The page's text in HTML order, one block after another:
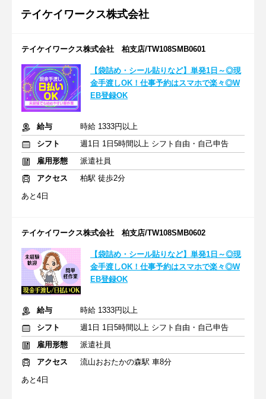
テイケイワークス株式会社
テイケイワークス株式会社 柏支店/TW108SMB0601
【袋詰め・シール貼りなど】単発1日～◎現
金手渡しOK！仕事予約はスマホで楽々◎W
EB登録OK
給与
時給 1333円以上
シフト
週1日 1日5時間以上 シフト自由・自己申告
雇用形態
派遣社員
アクセス
柏駅 徒歩2分
あと4日
テイケイワークス株式会社 柏支店/TW108SMB0602
【袋詰め・シール貼りなど】単発1日～◎現
金手渡しOK！仕事予約はスマホで楽々◎W
EB登録OK
給与
時給 1333円以上
シフト
週1日 1日5時間以上 シフト自由・自己申告
雇用形態
派遣社員
アクセス
流山おおたかの森駅 車8分
あと4日